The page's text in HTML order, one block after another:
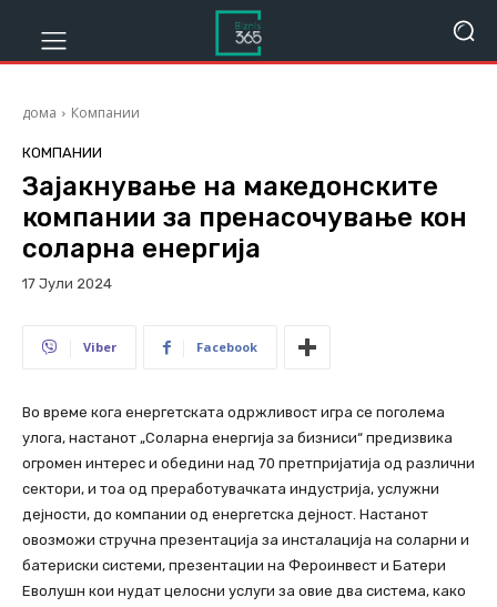
дома Компании
КОМПАНИИ
Зајакнување на македонските
компании за пренасочување кон
соларна енергија
17 Јули 2024
Viber Facebook
Во време кога енергетската одржливост игра се поголема
улога, настанот „Соларна енергија за бизниси“ предизвика
огромен интерес и обедини над 70 претпријатија од различни
сектори, и тоа од преработувачката индустрија, услужни
дејности, до компании од енергетска дејност. Настанот
овозможи стручна презентација за инсталација на соларни и
батериски системи, презентации на Фероинвест и Батери
Еволушн кои нудат целосни услуги за овие два система, како